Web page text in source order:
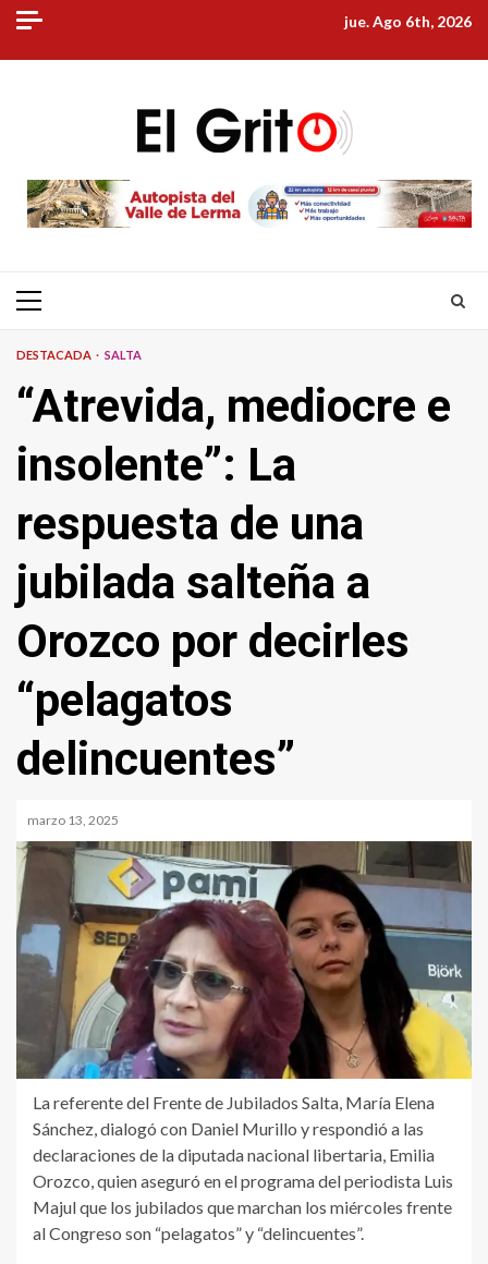
Skip
content
jue. Ago 6th, 2026
Primary
DESTACADA SALTA
“Atrevida, mediocre e
insolente”: La
respuesta de una
jubilada salteña a
Orozco por decirles
“pelagatos
delincuentes”
marzo 13, 2025
La referente del Frente de Jubilados Salta, María Elena
Sánchez, dialogó con Daniel Murillo y respondió a las
declaraciones de la diputada nacional libertaria, Emilia
Orozco, quien aseguró en el programa del periodista Luis
Majul que los jubilados que marchan los miércoles frente
al Congreso son “pelagatos” y “delincuentes”.